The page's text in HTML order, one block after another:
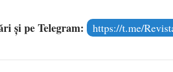
și pe Telegram: https://t.me/